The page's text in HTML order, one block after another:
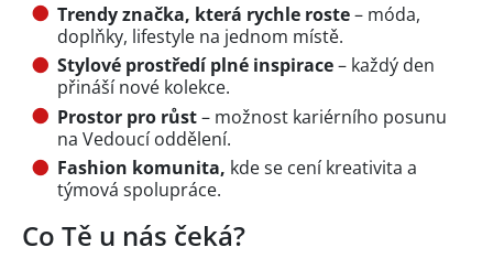
Trendy značka, která rychle roste– móda,
doplňky, lifestyle na jednom místě.
Stylové prostředí plné inspirace– každý den
přináší nové kolekce.
Prostor pro růst– možnost kariérního posunu
na Vedoucí oddělení.
Fashion komunita, kde se cení kreativita a
týmová spolupráce.
Co Tě u nás čeká?